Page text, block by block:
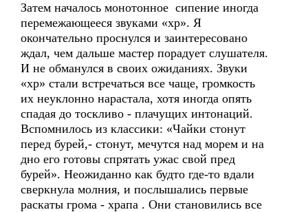
Затем началось монотонное сипение иногда
перемежающееся звуками «хр». Я
окончательно проснулся и заинтересовано
ждал, чем дальше мастер порадует слушателя.
И не обманулся в своих ожиданиях. Звуки
«хр» стали встречаться все чаще, громкость
их неуклонно нарастала, хотя иногда опять
спадая до тоскливо - плачущих интонаций.
Вспомнилось из классики: «Чайки стонут
перед бурей,- стонут, мечутся над морем и на
дно его готовы спрятать ужас свой пред
бурей». Неожиданно как будто где-то вдали
сверкнула молния, и послышались первые
раскаты грома - храпа . Они становились все